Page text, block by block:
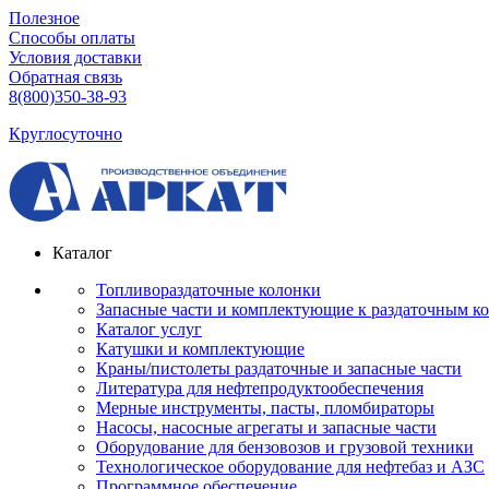
Полезное
Способы оплаты
Условия доставки
Обратная связь
8(800)350-38-93
Круглосуточно
Каталог
Топливораздаточные колонки
Запасные части и комплектующие к раздаточным
Каталог услуг
Катушки и комплектующие
Краны/пистолеты раздаточные и запасные части
Литература для нефтепродуктообеспечения
Мерные инструменты, пасты, пломбираторы
Насосы, насосные агрегаты и запасные части
Оборудование для бензовозов и грузовой техники
Технологическое оборудование для нефтебаз и АЗС